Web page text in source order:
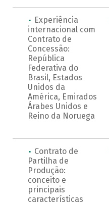
Experiência
internacional com
Contrato de
Concessão:
República
Federativa do
Brasil, Estados
Unidos da
América, Emirados
Árabes Unidos e
Reino da Noruega
Contrato de
Partilha de
Produção:
conceito e
principais
características